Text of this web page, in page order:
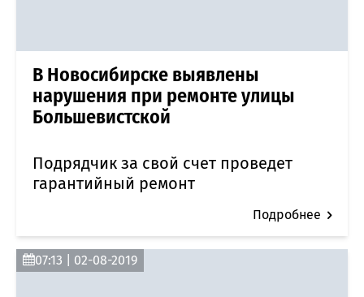
В Новосибирске выявлены
нарушения при ремонте улицы
Большевистской
Подрядчик за свой счет проведет
гарантийный ремонт
Подробнее
07:13 | 02-08-2019